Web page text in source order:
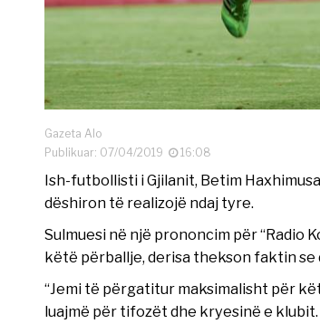
Gazeta Alo
Publikuar: 07/04/2019
16:08
Ish-futbollisti i Gjilanit, Betim
dëshiron të realizojë ndaj tyre.
Sulmuesi në një prononcim për “Radio
këtë përballje, derisa thekson faktin
“Jemi të përgatitur maksimalisht për
luajmë për tifozët dhe kryesinë e